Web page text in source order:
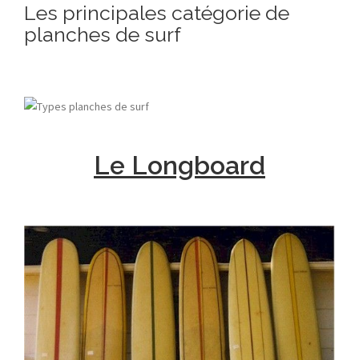
Les principales catégorie de
planches de surf
Le Longboard